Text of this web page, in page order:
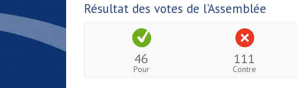
Résultat des votes de l'Assemblée
46
Pour
111
Contre